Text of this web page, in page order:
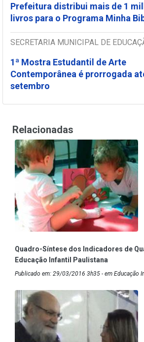
Prefeitura distribui mais de 1
livros para o Programa Minha
SECRETARIA MUNICIPAL DE
1ª Mostra Estudantil de Arte
Contemporânea é prorrogada
setembro
Relacionadas
Quadro-Síntese dos Indicadores de
Educação Infantil Paulistana
Publicado em: 29/03/2016 3h35 - em Educação